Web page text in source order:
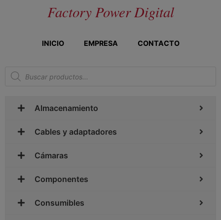
Factory Power Digital
INICIO EMPRESA CONTACTO
Almacenamiento
Cables y adaptadores
Cámaras
Componentes
Consumibles